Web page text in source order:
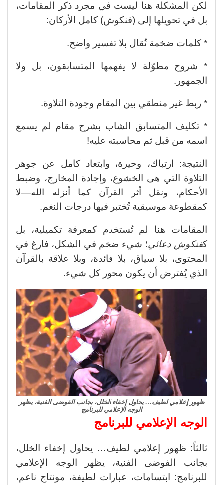
لكن المشكلة هنا ليست في مجرد ذكر المقامات،
بل في تحويلها إلى (فنكوش) كامل الأركان:
* كلمات ضخمة تُقال بلا تفسير واضح.
* شروح مطوّلة لا يفهمها المتسابقون، بل ولا
الجمهور.
* ربط غير منطقي بين المقام وجودة التلاوة.
* تكليف المتسابق الشاب بشرح مقام لم يسمع
اسمه من قبل ثم محاسبته عليه!
النتيجة: ارتباك، وحيرة، وابتعاد كامل عن جوهر
التلاوة التي هى الخشوع، وإجادة المخارج، وضبط
الأحكام، ونقل أثر القرآن كما أنزله الله—لا
كمقطوعة موسيقية تُختبر فيها درجات النغم.
المقامات هنا لم تُستخدم كمعرفة تكميلية، بل
كفنكوش دعائي؛ شيء ضخم في الشكل، فارغ في
المحتوى، بلا سياق، بلا فائدة، وبلا علاقة بالقرآن
الذي يُفترض أن يكون محور كل شيء.
ظهور إعلامي لطيف… يحاول إخفاء الخلل، بجانب الفوضى الفنية، يظهر
الوجه الإعلامي للبرنامج
الوجه الإعلامي للبرنامج
ثالثاً: ظهور إعلامي لطيف… يحاول إخفاء الخلل،
بجانب الفوضى الفنية، يظهر الوجه الإعلامي
للبرنامج: ابتسامات، عبارات لطيفة، مونتاج ناعم،